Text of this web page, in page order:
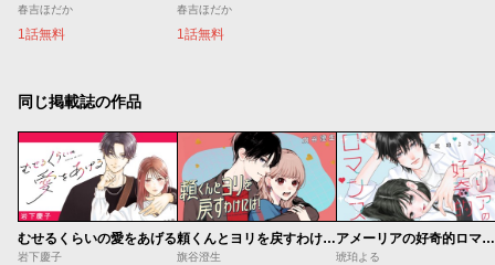
春吉ほだか
1話無料
春吉ほだか
1話無料
同じ掲載誌の作品
むせるくらいの愛をあげる
岩下慶子
頼くんとヨリを戻すわけには！
旗谷澄生
アメーリアの好奇的ロマンス
琥珀よる